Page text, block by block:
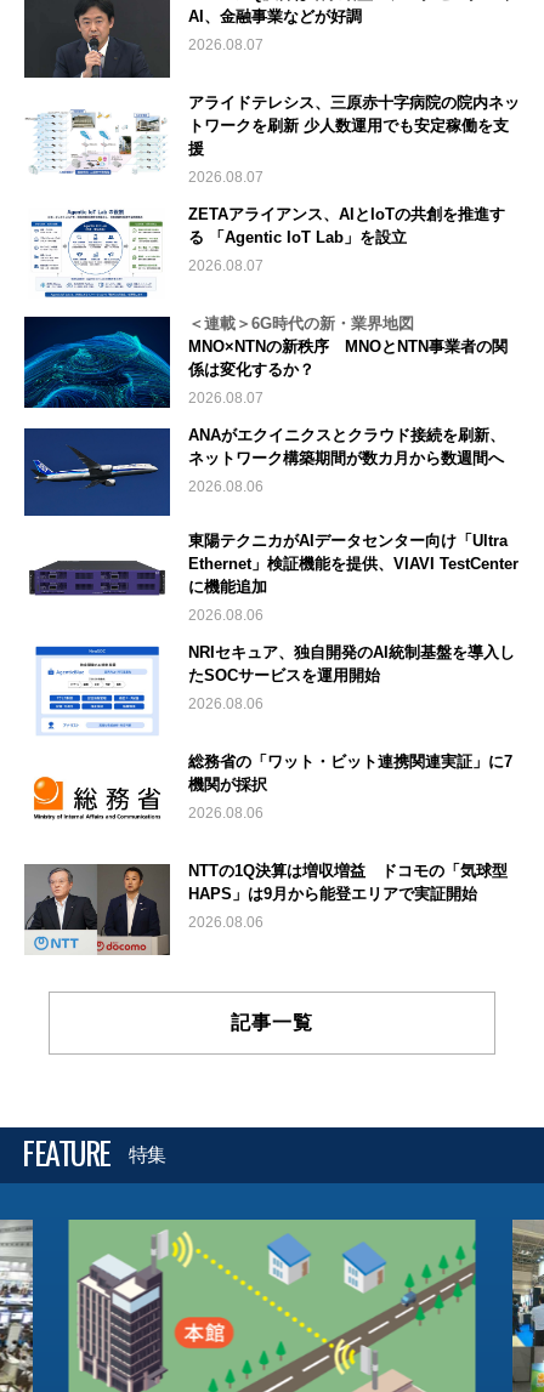
AI、金融事業などが好調
2026.08.07
アライドテレシス、三原赤十字病院の院内ネッ
トワークを刷新 少人数運用でも安定稼働を支
援
2026.08.07
ZETAアライアンス、AIとIoTの共創を推進す
る 「Agentic IoT Lab」を設立
2026.08.07
＜連載＞6G時代の新・業界地図
MNO×NTNの新秩序 MNOとNTN事業者の関
係は変化するか？
2026.08.07
ANAがエクイニクスとクラウド接続を刷新、
ネットワーク構築期間が数カ月から数週間へ
2026.08.06
東陽テクニカがAIデータセンター向け「Ultra
Ethernet」検証機能を提供、VIAVI TestCenter
に機能追加
2026.08.06
NRIセキュア、独自開発のAI統制基盤を導入し
たSOCサービスを運用開始
2026.08.06
総務省の「ワット・ビット連携関連実証」に7
機関が採択
2026.08.06
NTTの1Q決算は増収増益 ドコモの「気球型
HAPS」は9月から能登エリアで実証開始
2026.08.06
記事一覧
FEATURE 特集